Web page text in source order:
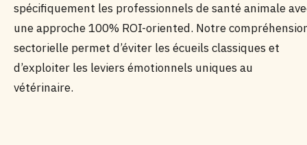
spécifiquement les professionnels de santé animale
une approche 100% ROI-oriented. Notre
sectorielle permet d’éviter les écueils classiques et
d’exploiter les leviers émotionnels uniques au
vétérinaire.